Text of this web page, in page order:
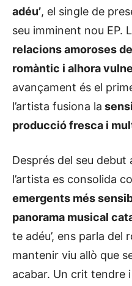
adéu’, el single de
seu imminent nou EP.
relacions amoroses
romàntic i alhora
avançament és el
l’artista fusiona la
producció fresca i
Després del seu debut
l’artista es consolida
emergents més
panorama musical
te adéu’, ens parla del
mantenir viu allò que
acabar. Un crit tendre